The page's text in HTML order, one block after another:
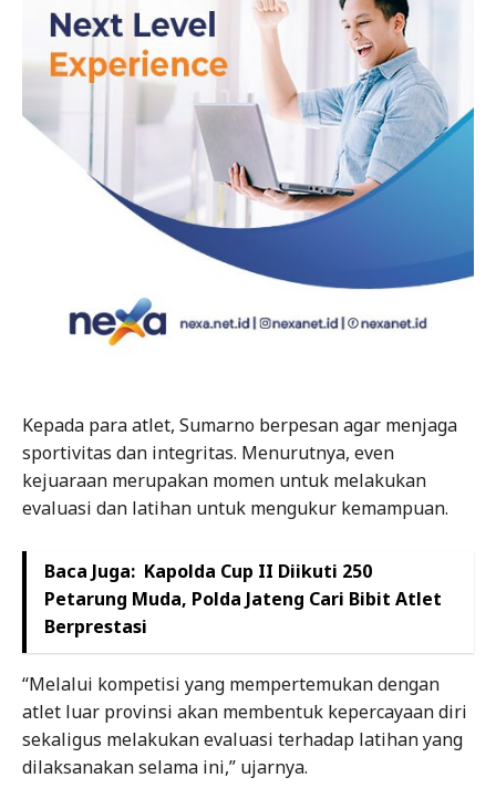
Kepada para atlet, Sumarno berpesan agar menjaga
sportivitas dan integritas. Menurutnya, even
kejuaraan merupakan momen untuk melakukan
evaluasi dan latihan untuk mengukur kemampuan.
Baca Juga: Kapolda Cup II Diikuti 250
Petarung Muda, Polda Jateng Cari Bibit Atlet
Berprestasi
“Melalui kompetisi yang mempertemukan dengan
atlet luar provinsi akan membentuk kepercayaan diri
sekaligus melakukan evaluasi terhadap latihan yang
dilaksanakan selama ini,” ujarnya.